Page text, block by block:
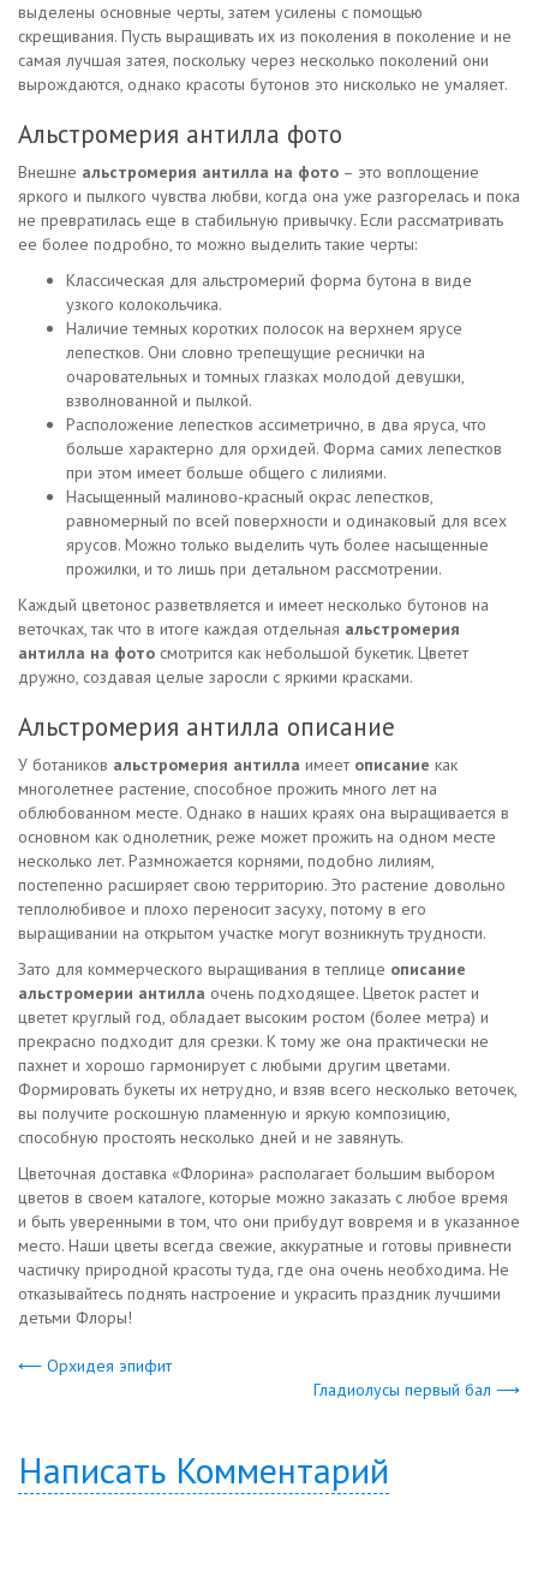
выделены основные черты, затем усилены с помощью
скрещивания. Пусть выращивать их из поколения в поколение и не
самая лучшая затея, поскольку через несколько поколений они
вырождаются, однако красоты бутонов это нисколько не умаляет.
Альстромерия антилла фото
Внешне альстромерия антилла на фото – это воплощение
яркого и пылкого чувства любви, когда она уже разгорелась и пока
не превратилась еще в стабильную привычку. Если рассматривать
ее более подробно, то можно выделить такие черты:
Классическая для альстромерий форма бутона в виде
узкого колокольчика.
Наличие темных коротких полосок на верхнем ярусе
лепестков. Они словно трепещущие реснички на
очаровательных и томных глазках молодой девушки,
взволнованной и пылкой.
Расположение лепестков ассиметрично, в два яруса, что
больше характерно для орхидей. Форма самих лепестков
при этом имеет больше общего с лилиями.
Насыщенный малиново-красный окрас лепестков,
равномерный по всей поверхности и одинаковый для всех
ярусов. Можно только выделить чуть более насыщенные
прожилки, и то лишь при детальном рассмотрении.
Каждый цветонос разветвляется и имеет несколько бутонов на
веточках, так что в итоге каждая отдельная альстромерия
антилла на фото смотрится как небольшой букетик. Цветет
дружно, создавая целые заросли с яркими красками.
Альстромерия антилла описание
У ботаников альстромерия антилла имеет описание как
многолетнее растение, способное прожить много лет на
облюбованном месте. Однако в наших краях она выращивается в
основном как однолетник, реже может прожить на одном месте
несколько лет. Размножается корнями, подобно лилиям,
постепенно расширяет свою территорию. Это растение довольно
теплолюбивое и плохо переносит засуху, потому в его
выращивании на открытом участке могут возникнуть трудности.
Зато для коммерческого выращивания в теплице описание
альстромерии антилла очень подходящее. Цветок растет и
цветет круглый год, обладает высоким ростом (более метра) и
прекрасно подходит для срезки. К тому же она практически не
пахнет и хорошо гармонирует с любыми другим цветами.
Формировать букеты их нетрудно, и взяв всего несколько веточек,
вы получите роскошную пламенную и яркую композицию,
способную простоять несколько дней и не завянуть.
Цветочная доставка «Флорина» располагает большим выбором
цветов в своем каталоге, которые можно заказать с любое время
и быть уверенными в том, что они прибудут вовремя и в указанное
место. Наши цветы всегда свежие, аккуратные и готовы привнести
частичку природной красоты туда, где она очень необходима. Не
отказывайтесь поднять настроение и украсить праздник лучшими
детьми Флоры!
⟵ Орхидея эпифит
Гладиолусы первый бал ⟶
Написать Комментарий